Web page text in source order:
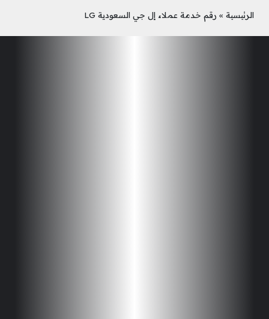
الرئيسية » رقم خدمة عملاء إل جي السعودية LG